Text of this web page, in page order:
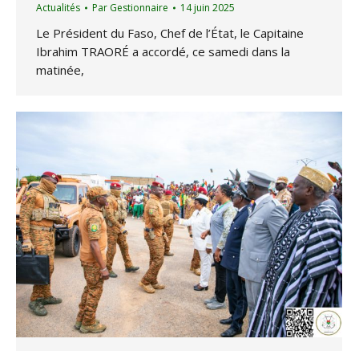
Actualités Par Gestionnaire 14 juin 2025
Le Président du Faso, Chef de l’État, le Capitaine
Ibrahim TRAORÉ a accordé, ce samedi dans la
matinée,